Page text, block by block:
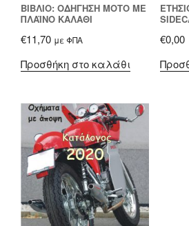
ΒΙΒΛΊΟ: ΟΔΉΓΗΣΗ ΜΟΤΟ ΜΕ
ΠΛΑΪΝΌ ΚΑΛΆΘΙ
€11,70 με ΦΠΑ
Προσθήκη στο καλάθι
€0,00